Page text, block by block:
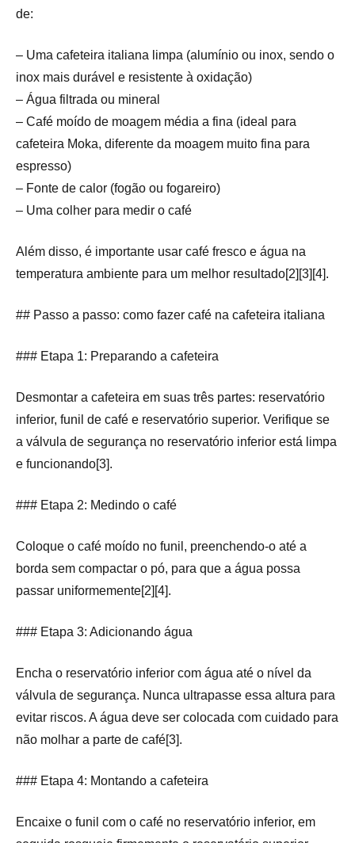
de:
– Uma cafeteira italiana limpa (alumínio ou inox, sendo o
inox mais durável e resistente à oxidação)
– Água filtrada ou mineral
– Café moído de moagem média a fina (ideal para
cafeteira Moka, diferente da moagem muito fina para
espresso)
– Fonte de calor (fogão ou fogareiro)
– Uma colher para medir o café
Além disso, é importante usar café fresco e água na
temperatura ambiente para um melhor resultado[2][3][4].
## Passo a passo: como fazer café na cafeteira italiana
### Etapa 1: Preparando a cafeteira
Desmontar a cafeteira em suas três partes: reservatório
inferior, funil de café e reservatório superior. Verifique se
a válvula de segurança no reservatório inferior está limpa
e funcionando[3].
### Etapa 2: Medindo o café
Coloque o café moído no funil, preenchendo-o até a
borda sem compactar o pó, para que a água possa
passar uniformemente[2][4].
### Etapa 3: Adicionando água
Encha o reservatório inferior com água até o nível da
válvula de segurança. Nunca ultrapasse essa altura para
evitar riscos. A água deve ser colocada com cuidado para
não molhar a parte de café[3].
### Etapa 4: Montando a cafeteira
Encaixe o funil com o café no reservatório inferior, em